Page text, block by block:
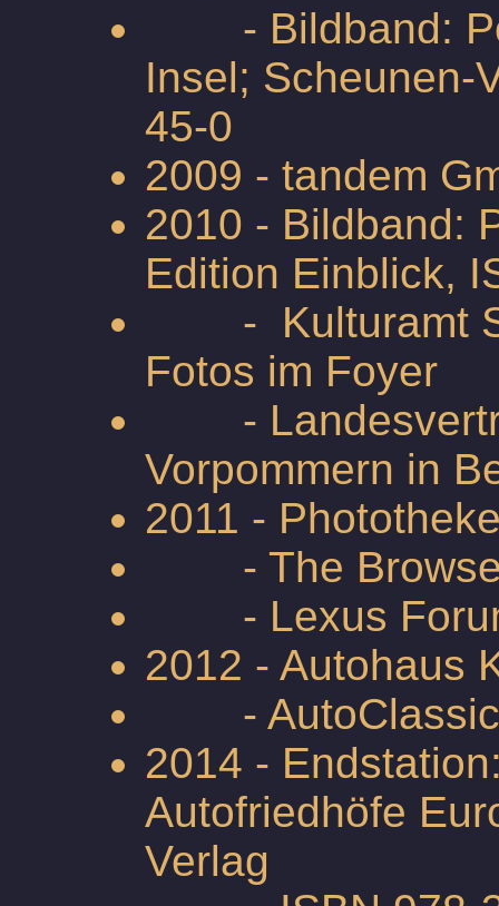
- Bildband:
Insel; Scheunen-
45-0
2009 - tandem
2010 - Bildband:
Edition Einblick,
- Kulturamt
Fotos im Foyer
-
Vorpommern in
2011 -
- The Browse
- Lexus
2012 - Autohaus
- AutoClassic
2014 -
Autofriedhöfe
Verlag